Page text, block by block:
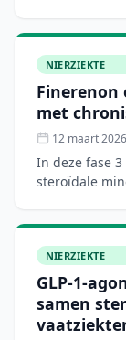
NIERZIEKTE
Finerenon
met
12 maart 2026
In deze fase
steroïdale
chronische
NIERZIEKTE
GLP-1-
samen